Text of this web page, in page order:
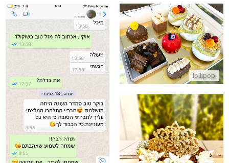
ביקורות מלקוחות לעוגה מושלמת
התקשר/י
lollipop
מארז יום הולדת קינוחים אישיים
התקשר/י
עוגת מוס גבינה ולוטוס מעוצבת עם כתר ליום הולדת